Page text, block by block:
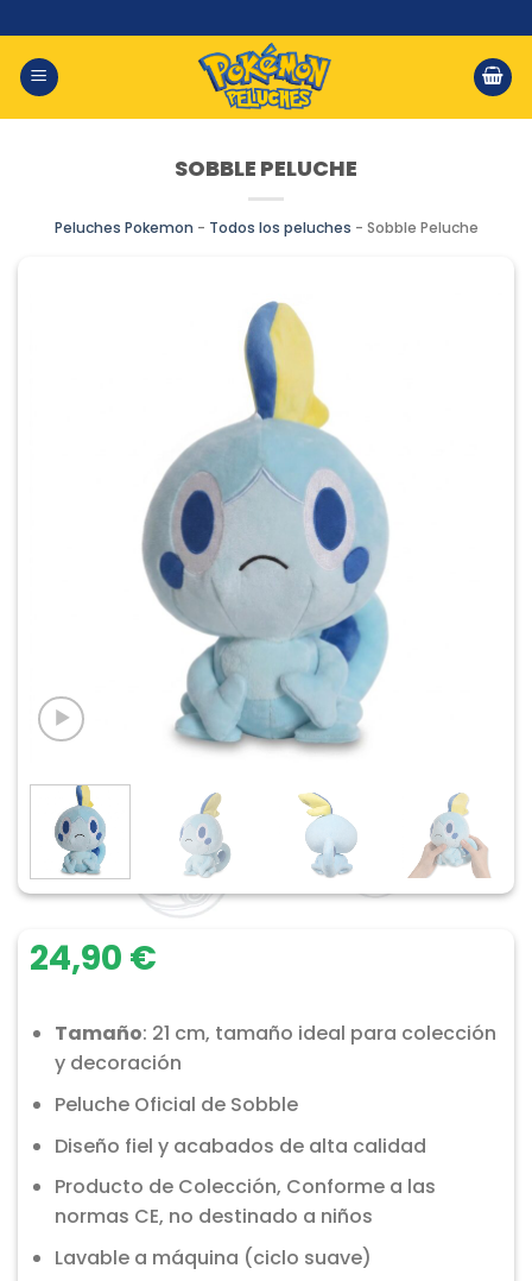
al
contenido
SOBBLE PELUCHE
Peluches Pokemon - Todos los peluches - Sobble Peluche
24,90 €
Tamaño: 21 cm, tamaño ideal para colección
y decoración
Peluche Oficial de Sobble
Diseño fiel y acabados de alta calidad
Producto de Colección, Conforme a las
normas CE, no destinado a niños
Lavable a máquina (ciclo suave)